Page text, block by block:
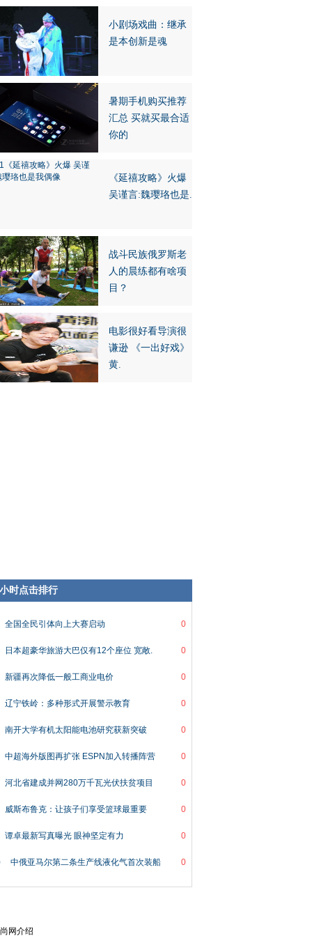
小剧场戏曲：继承
是本创新是魂
暑期手机购买推荐
汇总 买就买最合适
你的
《延禧攻略》火爆
吴谨言:魏璎珞也是.
战斗民族俄罗斯老
人的晨练都有啥项
目？
电影很好看导演很
谦逊 《一出好戏》
黄.
时点击排行
0
全国全民引体向上大赛启动
0
日本超豪华旅游大巴仅有12个座位 宽敞.
0
新疆再次降低一般工商业电价
0
辽宁铁岭：多种形式开展警示教育
0
南开大学有机太阳能电池研究获新突破
0
中超海外版图再扩张 ESPN加入转播阵营
0
河北省建成并网280万千瓦光伏扶贫项目
0
威斯布鲁克：让孩子们享受篮球最重要
0
谭卓最新写真曝光 眼神坚定有力
0
中俄亚马尔第二条生产线液化气首次装船
网介绍